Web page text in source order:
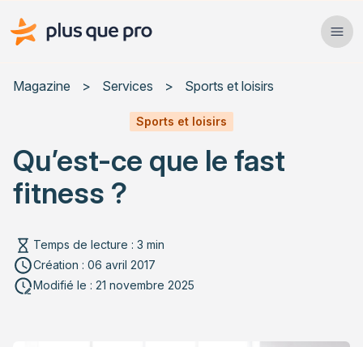
Plus que pro Mag'
Services
Actualités
Rechercher un article
Magazine > Services > Sports et loisirs
Sports et loisirs
Qu’est-ce que le fast
fitness ?
Temps de lecture : 3 min
Création : 06 avril 2017
Modifié le : 21 novembre 2025